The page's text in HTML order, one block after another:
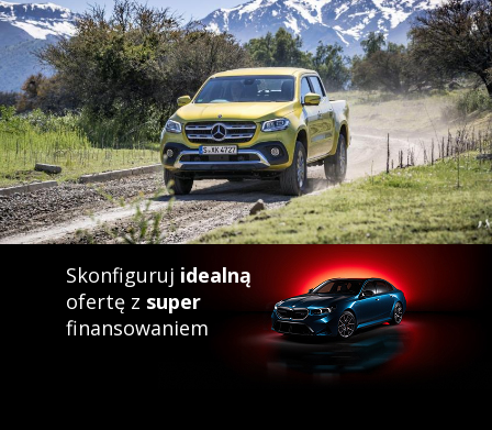
Skonfiguruj idealną
ofertę z super
finansowaniem